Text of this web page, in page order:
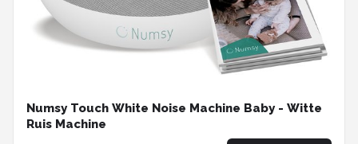
Numsy Touch White Noise Machine Baby - Witte
Ruis Machine